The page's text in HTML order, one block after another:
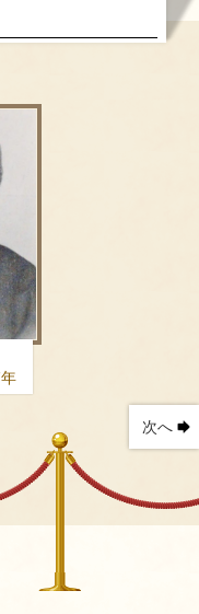
次へ